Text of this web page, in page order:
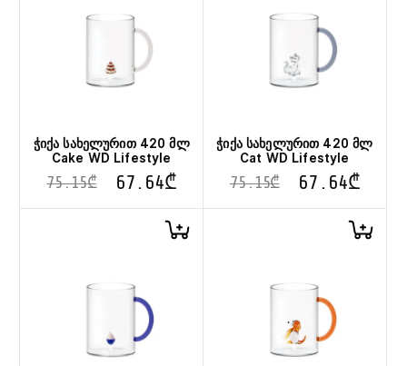
ჭიქა სახელურით 420 მლ
Cake WD Lifestyle
75.15₾ 67.64₾
ჭიქა სახელურით 420 მლ
Cat WD Lifestyle
75.15₾ 67.64₾